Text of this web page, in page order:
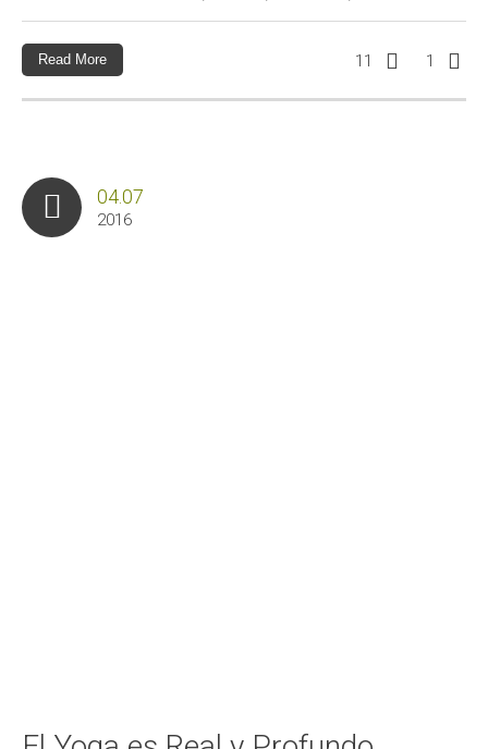
11 1
Read More
04.07
2016